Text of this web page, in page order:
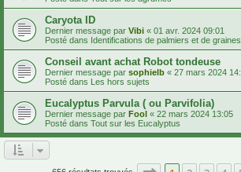
Caryota ID
Dernier message par Vibi « 01 avr. 2024 09:01
Posté dans Identifications de palmiers et de
Conseil avant achat Robot tondeuse
Dernier message par sophielb « 27 mars 2024
Posté dans Les hors sujets
Eucalyptus Parvula ( ou Parvifolia)
Dernier message par Fool « 22 mars 2024 13:05
Posté dans Tout sur les Eucalyptus